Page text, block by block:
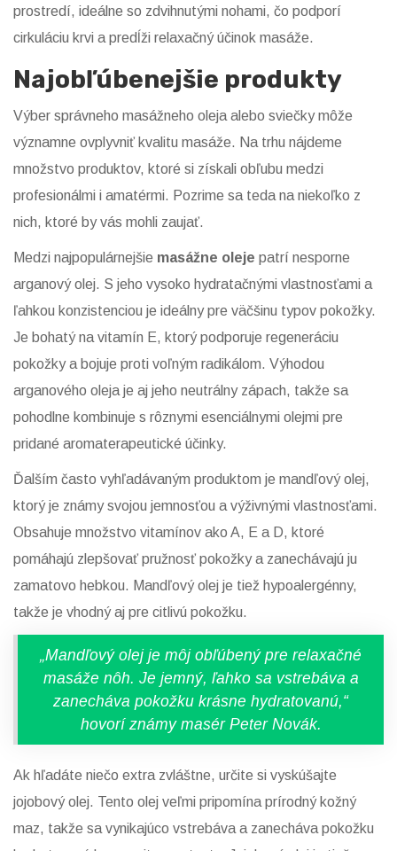
prostredí, ideálne so zdvihnutými nohami, čo podporí
cirkuláciu krvi a predĺži relaxačný účinok masáže.
Najobľúbenejšie produkty
Výber správneho masážneho oleja alebo sviečky môže
významne ovplyvniť kvalitu masáže. Na trhu nájdeme
množstvo produktov, ktoré si získali obľubu medzi
profesionálmi i amatérmi. Pozrime sa teda na niekoľko z
nich, ktoré by vás mohli zaujať.
Medzi najpopulárnejšie masážne oleje patrí nesporne
arganový olej. S jeho vysoko hydratačnými vlastnosťami a
ľahkou konzistenciou je ideálny pre väčšinu typov pokožky.
Je bohatý na vitamín E, ktorý podporuje regeneráciu
pokožky a bojuje proti voľným radikálom. Výhodou
arganového oleja je aj jeho neutrálny zápach, takže sa
pohodlne kombinuje s rôznymi esenciálnymi olejmi pre
pridané aromaterapeutické účinky.
Ďalším často vyhľadávaným produktom je mandľový olej,
ktorý je známy svojou jemnosťou a výživnými vlastnosťami.
Obsahuje množstvo vitamínov ako A, E a D, ktoré
pomáhajú zlepšovať pružnosť pokožky a zanechávajú ju
zamatovo hebkou. Mandľový olej je tiež hypoalergénny,
takže je vhodný aj pre citlivú pokožku.
„Mandľový olej je môj obľúbený pre relaxačné
masáže nôh. Je jemný, ľahko sa vstrebáva a
zanecháva pokožku krásne hydratovanú,“
hovorí známy masér Peter Novák.
Ak hľadáte niečo extra zvláštne, určite si vyskúšajte
jojobový olej. Tento olej veľmi pripomína prírodný kožný
maz, takže sa vynikajúco vstrebáva a zanecháva pokožku